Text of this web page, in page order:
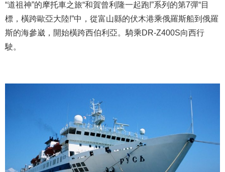
“道祖神”的摩托車之旅“和賀曾利隆一起跑!”系列的第7彈“目
標，橫跨歐亞大陸!”中，從富山縣的伏木港乘俄羅斯船到俄羅
斯的海參崴，開始橫跨西伯利亞。騎乘DR-Z400S向西行
駛。